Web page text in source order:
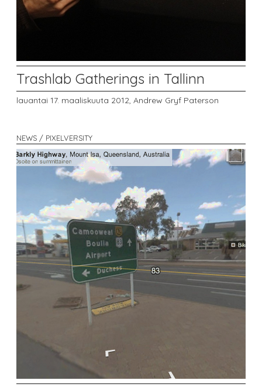
Trashlab Gatherings in Tallinn
lauantai 17. maaliskuuta 2012, Andrew Gryf Paterson
NEWS / PIXELVERSITY